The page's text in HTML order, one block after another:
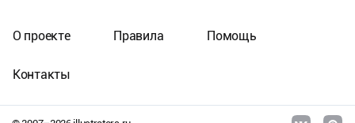
О проекте Правила Помощь
Контакты